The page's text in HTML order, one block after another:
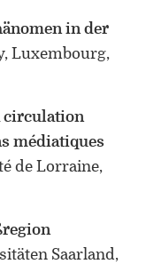
in der
Luxembourg,
circulation
médiatiques
de Lorraine,
Saarland,